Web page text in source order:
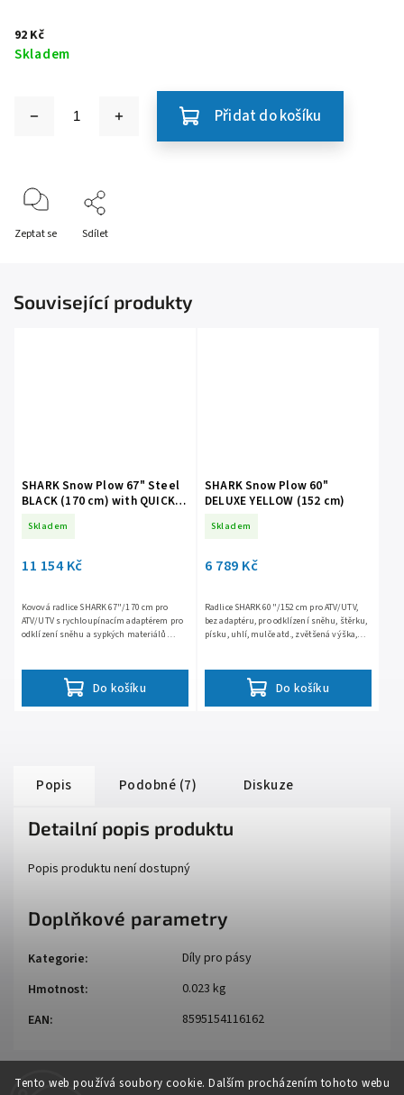
Tento web používá soubory cookie. Dalším procházením tohoto webu
92 Kč
Skladem
Přidat do košíku
Zeptat se Sdílet
Související produkty
SHARK Snow Plow 67" Steel
BLACK (170 cm) with QUICK
Skladem
11 154 Kč
Do košíku
Kovová radlice SHARK 67"/170 cm pro
ATV/UTV s rychloupínacím adaptérem pro
odklízení sněhu a sypkých materiálů
SHARK Snow Plow 60"
DELUXE YELLOW (152 cm)
Skladem
6 789 Kč
Do košíku
Radlice SHARK 60"/152 cm pro ATV/UTV,
bez adaptéru, pro odklízení sněhu, štěrku,
písku, uhlí, mulče atd., zvětšená výška,
Popis Podobné (7) Diskuze
Detailní popis produktu
Popis produktu není dostupný
Doplňkové parametry
Kategorie:
Díly pro pásy
Hmotnost:
0.023 kg
EAN: 8595154116162